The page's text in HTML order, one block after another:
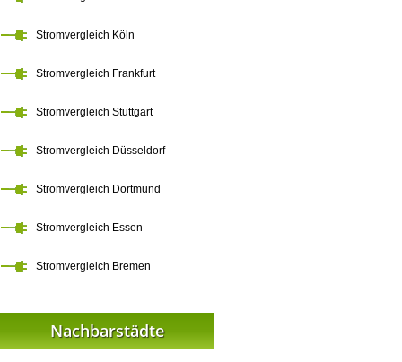
Stromvergleich Köln
Stromvergleich Frankfurt
Stromvergleich Stuttgart
Stromvergleich Düsseldorf
Stromvergleich Dortmund
Stromvergleich Essen
Stromvergleich Bremen
Nachbarstädte